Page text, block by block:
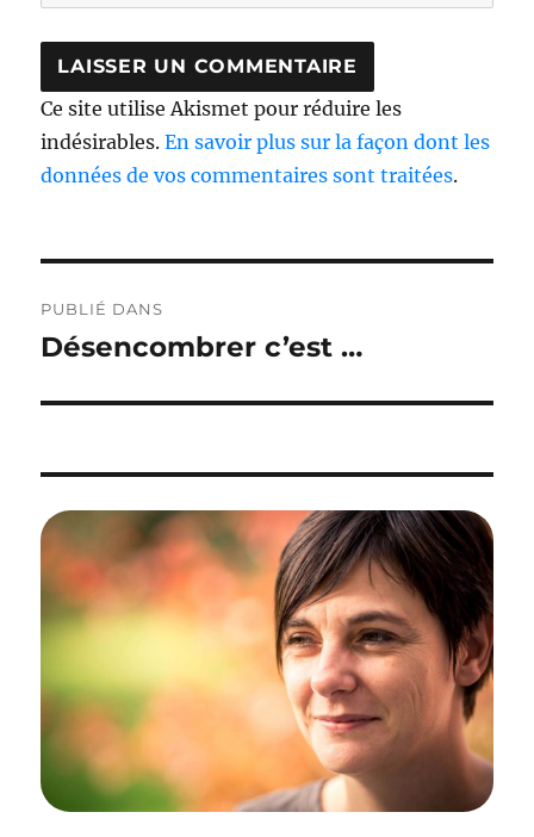
Ce site utilise Akismet pour réduire les
indésirables.En savoir plus sur la façon dont les
données de vos commentaires sont traitées.
de
l’article
PUBLIÉ DANS
Désencombrer c’est …